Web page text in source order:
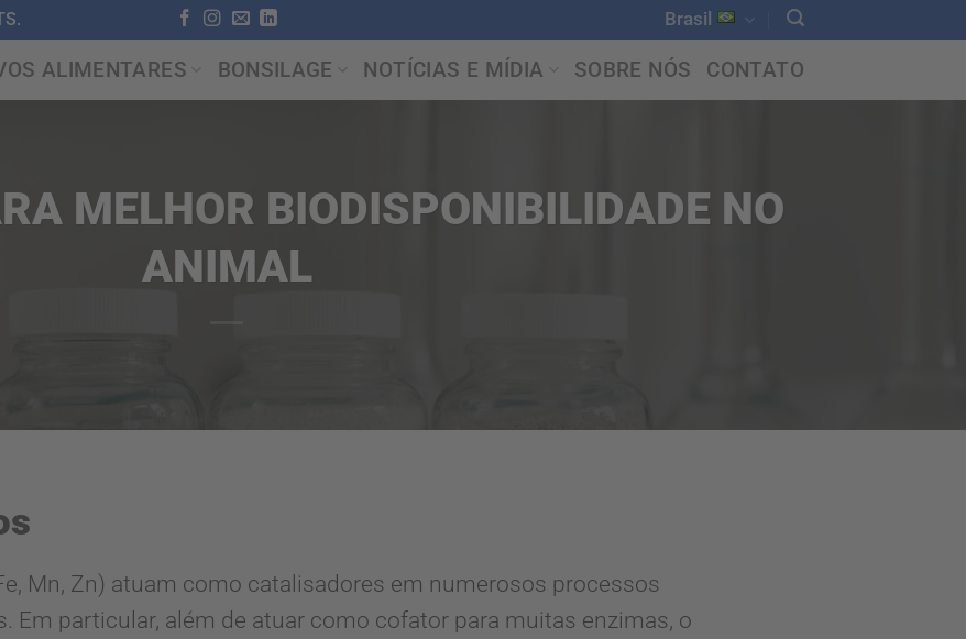
Brasil
ALIMENTARES BONSILAGE NOTÍCIAS E MÍDIA SOBRE NÓS CONTATO
MELHOR BIODISPONIBILIDADE NO
ANIMAL
Mn, Zn) atuam como catalisadores em numerosos processos
Em particular, além de atuar como cofator para muitas enzimas, o